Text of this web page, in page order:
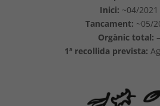
Inici: ~04/2021
Tancament: ~05/
Orgànic total: –
1ª recollida prevista: